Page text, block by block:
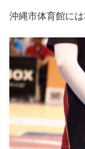
沖縄市体育館に